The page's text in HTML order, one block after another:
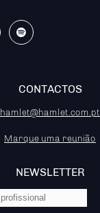
CONTACTOS
hamlet@hamlet.com.pt
Marque uma reunião
NEWSLETTER